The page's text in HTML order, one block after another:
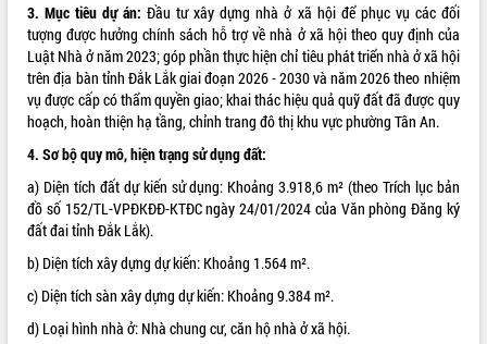
VIDEO
Loading the player...
Khám bệnh, cấp phát thuốc miễn phí
Hội nghị UBND tỉnh Đắk Lắk thường kỳ
tháng 7/2026
3. Mục tiêu dự án:Đầu tư xây dựng nhà ở xã hội để phục vụ các đối
tượng được hưởng chính sách hỗ trợ về nhà ở xã hội theo quy định của
Luật Nhà ở năm 2023; góp phần thực hiện chỉ tiêu phát triển nhà ở xã hội
trên địa bàn tỉnh Đắk Lắk giai đoạn 2026 - 2030 và năm 2026 theo nhiệm
vụ được cấp có thẩm quyền giao; khai thác hiệu quả quỹ đất đã được quy
hoạch, hoàn thiện hạ tầng, chỉnh trang đô thị khu vực phường Tân An.
4. Sơ bộ quy mô, hiện trạng sử dụng đất:
a) Diện tích đất dự kiến sử dụng: Khoảng 3.918,6 m² (theo Trích lục bản
đồ số 152/TL-VPĐKĐĐ-KTĐC ngày 24/01/2024 của Văn phòng Đăng ký
đất đai tỉnh Đắk Lắk).
b) Diện tích xây dựng dự kiến: Khoảng 1.564 m².
c) Diện tích sàn xây dựng dự kiến: Khoảng 9.384 m².
d) Loại hình nhà ở: Nhà chung cư, căn hộ nhà ở xã hội.